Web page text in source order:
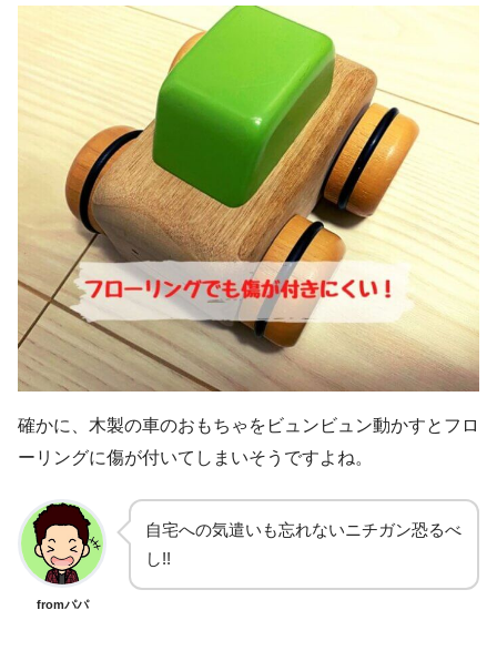
確かに、木製の車のおもちゃをビュンビュン動かすとフロ
ーリングに傷が付いてしまいそうですよね。
fromパパ
自宅への気遣いも忘れないニチガン恐るべ
し!!